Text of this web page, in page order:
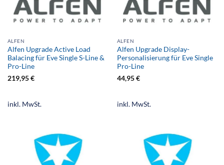
ALFEN
Alfen Upgrade Active Load
Balacing für Eve Single S-Line &
Pro-Line
219,95€
inkl. MwSt.
ALFEN
Alfen Upgrade Display-
Personalisierung für Eve Single
Pro-Line
44,95€
inkl. MwSt.